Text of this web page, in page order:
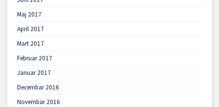
Maj 2017
April 2017
Mart 2017
Februar 2017
Januar 2017
Decembar 2016
Novembar 2016